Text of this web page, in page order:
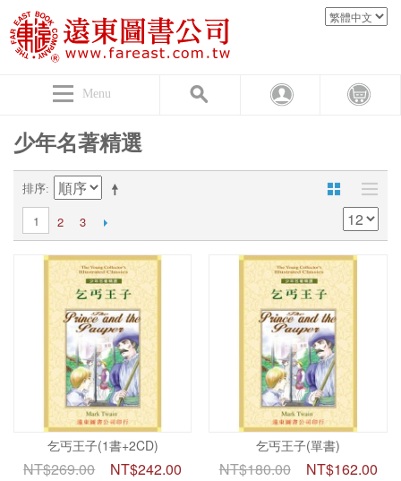
Menu
少年名著精選
排序
1 2 3
乞丐王子(1書+2CD)
NT$269.00 NT$242.00
乞丐王子(單書)
NT$180.00 NT$162.00